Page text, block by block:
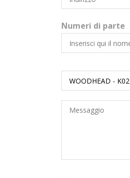
Numeri di parte